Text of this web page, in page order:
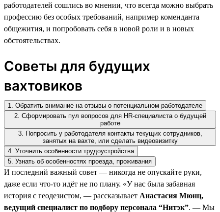
работодателей сошлись во мнении, что всегда можно выбрать
профессию без особых требований, например коменданта
общежития, и попробовать себя в новой роли и в новых
обстоятельствах.
Советы для будущих
вахтовиков
1. Обратить внимание на отзывы о потенциальном работодателе
2. Сформировать пул вопросов для HR-специалиста о будущей
работе
3. Попросить у работодателя контакты текущих сотрудников,
занятых на вахте, или сделать видеовизитку
4. Уточнить особенности трудоустройства
5. Узнать об особенностях проезда, проживания
И последний важный совет — никогда не опускайте руки,
даже если что-то идёт не по плану. «У нас была забавная
история с геодезистом, — рассказывает Анастасия Мюнц,
ведущий специалист по подбору персонала “Нитэк”. — Мы